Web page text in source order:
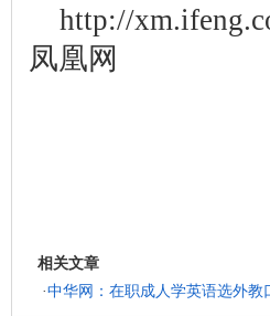
http://
凤凰网
相关文章
·中华网：在职成人学英语选外教